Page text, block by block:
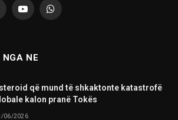
YouTubeWhatsApp
NGA NE
që mund të shkaktonte katastrofë
kalon pranë Tokës
06/2026